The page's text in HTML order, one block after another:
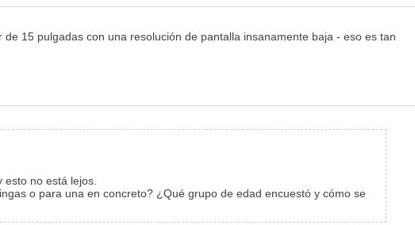
15 pulgadas con una resolución de pantalla insanamente baja - eso es tan
esto no está lejos.
o para una en concreto? ¿Qué grupo de edad encuestó y cómo se